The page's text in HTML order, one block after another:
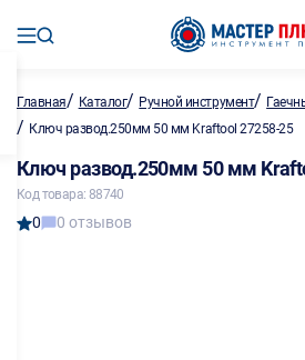
Главная/ Каталог/ Ручной инструмент/
/ Ключ развод.250мм 50 мм Kraftool 27258-25
Ключ развод.250мм 50 мм
Код товара: 88740
0 0 отзывов